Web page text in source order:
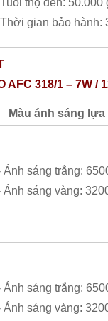
thọ đèn: 50.000
gian bảo hành:
AFC 318/1 – 7W /
Màu ánh sáng
Ánh sáng trắng:
Ánh sáng vàng:
Ánh sáng trắng:
Ánh sáng vàng: